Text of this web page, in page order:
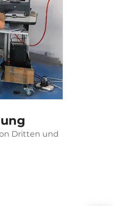
Dritten und